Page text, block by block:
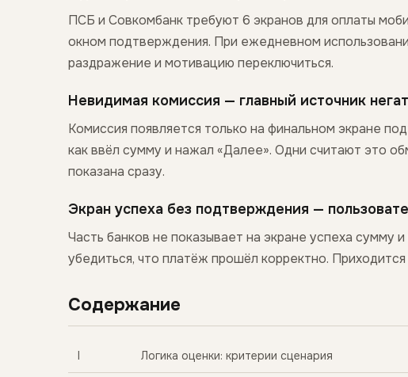
ПСБ и Совкомбанк требуют 6 экранов для оплаты
окном подтверждения. При ежедневном
раздражение и мотивацию переключиться.
Невидимая комиссия — главный источник
Комиссия появляется только на финальном экране
как ввёл сумму и нажал «Далее». Одни считают это
показана сразу.
Экран успеха без подтверждения —
Часть банков не показывает на экране успеха
убедиться, что платёж прошёл корректно.
Содержание
I Логика оценки: критерии сценария